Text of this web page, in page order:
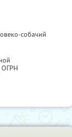
собачий
ОГРН